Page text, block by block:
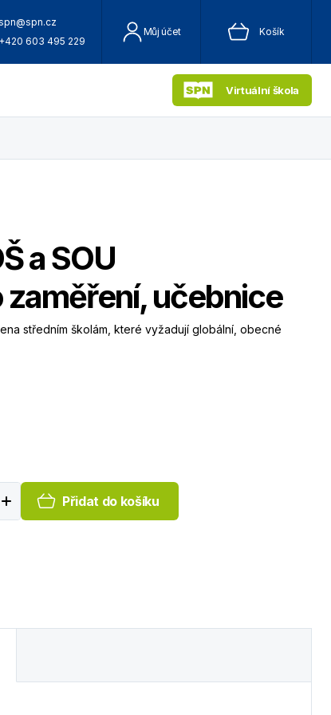
+420 603 495 229
Můj účet Košík
Virtuální škola
a SOU
učebnice
středním školám, které vyžadují globální, obecné
Přidat do košíku